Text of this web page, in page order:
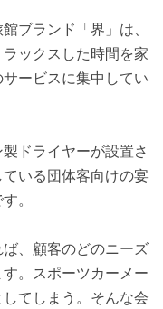
ブランド「界」は、
ックスした時間を家
ービスに集中してい
ドライヤーが設置さ
いる団体客向けの宴
。
、顧客のどのニーズ
。スポーツカーメー
てしまう。そんな会